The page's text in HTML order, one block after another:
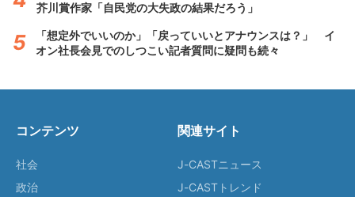
芥川賞作家「自民党の大失政の結果だろう」
「想定外でいいのか」「戻っていいとアナウンスは？」 イ
オン社長会見でのしつこい記者質問に疑問も続々
コンテンツ
社会
政治
関連サイト
J-CASTニュース
J-CASTトレンド